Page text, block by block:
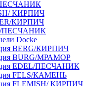
КИРПИЧ
КИРПИЧ
ПЕСЧАНИК
Docke
BERG/КИРПИЧ
BURG/МРАМОР
EDEL/ПЕСЧАНИК
FELS/КАМЕНЬ
FLEMISH/ КИРПИЧ